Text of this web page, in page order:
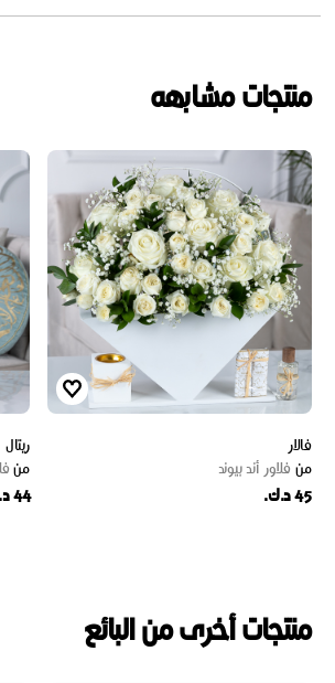
منتجات مشابهه
فالار
من فلاور أند بيوند
45 د.ك.
ريتال
من
44 د.ك.
منتجات أخرى من البائع